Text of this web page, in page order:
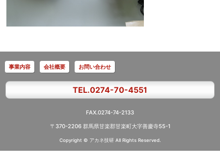
事業内容 会社概要 お問い合わせ
TEL.0274-70-4551
FAX.0274-74-2133
〒370-2206 群馬県甘楽郡甘楽町大字善慶寺55-1
Copyright © アカネ技研 All Rights Reserved.